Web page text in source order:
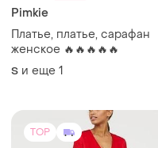
Pimkie
Платье, платье, сарафан
женское 🔥🔥🔥🔥🔥
S и еще 1
TOP